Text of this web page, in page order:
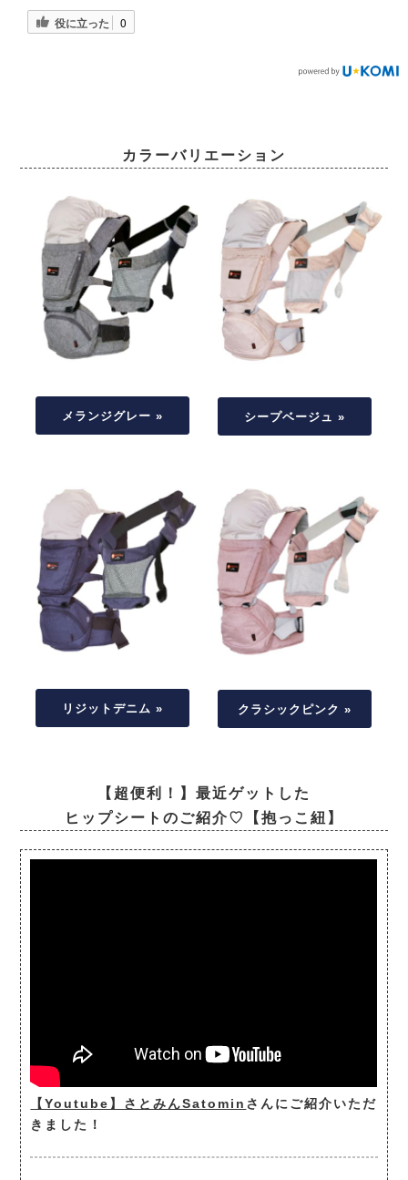
役に立った 0
カラーバリエーション
メランジグレー » シープベージュ »
リジットデニム » クラシックピンク »
【超便利！】最近ゲットした
ヒップシートのご紹介♡【抱っこ紐】
【Youtube】さとみんSatomin さんにご紹介いただ
きました！